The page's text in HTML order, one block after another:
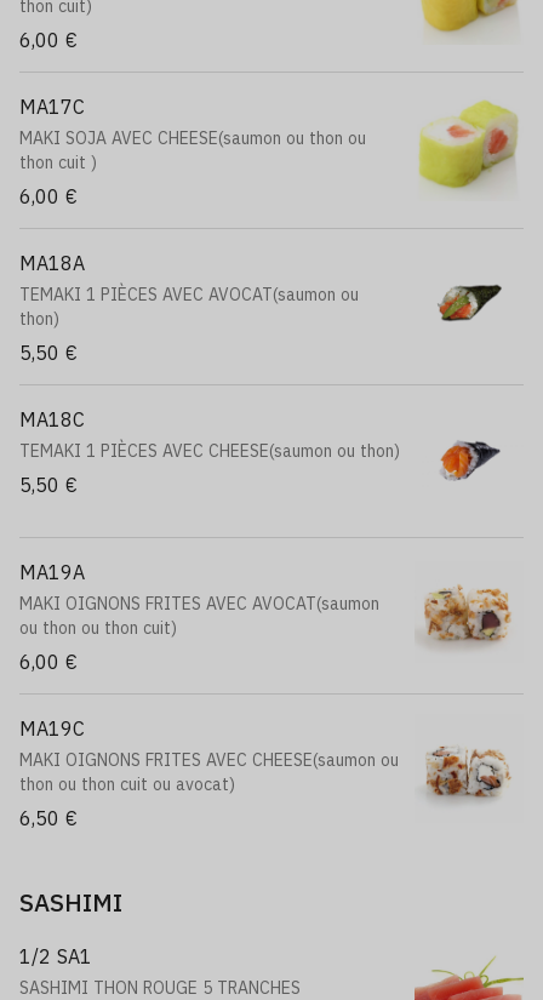
thon cuit)
6,00 €
MA17C
MAKI SOJA AVEC CHEESE(saumon ou thon ou
thon cuit )
6,00 €
MA18A
TEMAKI 1 PIÈCES AVEC AVOCAT(saumon ou
thon)
5,50 €
MA18C
TEMAKI 1 PIÈCES AVEC CHEESE(saumon ou thon)
5,50 €
MA19A
MAKI OIGNONS FRITES AVEC AVOCAT(saumon
ou thon ou thon cuit)
6,00 €
MA19C
MAKI OIGNONS FRITES AVEC CHEESE(saumon ou
thon ou thon cuit ou avocat)
6,50 €
SASHIMI
1/2 SA1
SASHIMI THON ROUGE 5 TRANCHES